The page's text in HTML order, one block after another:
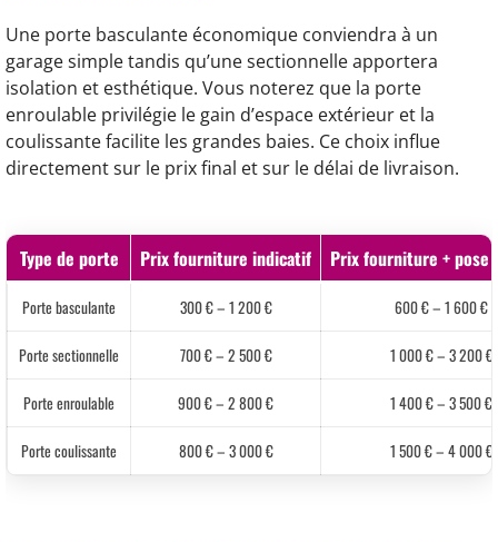
Une porte basculante économique conviendra à un
garage simple tandis qu’une sectionnelle apportera
isolation et esthétique. Vous noterez que la porte
enroulable privilégie le gain d’espace extérieur et la
coulissante facilite les grandes baies. Ce choix influe
directement sur le prix final et sur le délai de livraison.
Type de porte Prix fourniture indicatif Prix fourniture + pose
Porte basculante 300 € – 1 200 € 600 € – 1 600 €
Porte sectionnelle 700 € – 2 500 € 1 000 € – 3 200 €
Porte enroulable 900 € – 2 800 € 1 400 € – 3 500 €
Porte coulissante 800 € – 3 000 € 1 500 € – 4 000 €